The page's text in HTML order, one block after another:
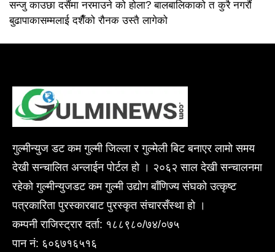
सन्जु काउछा दसैंमा नरमाउने को होला? बालबालिकाको त कुरै नगरौं
बुढापाकासम्मलाई दशैँको रौनक उस्तै लागेको
गुल्मीन्युज डट कम गुल्मी जिल्ला र गुल्मेली बिट बनाएर लामो समय
देखी सन्चालित अन्लाईन पोर्टल हो । २०६२ साल देखी सन्चालनमा
रहेको गुल्मीन्युजडट कम गुल्मी उद्योग बाँणिज्य संघको उत्कृष्ट
पत्रकारिता पुरस्कारबाट पुरस्कृत संचारसँस्था हो ।
कम्पनी राजिस्ट्रार दर्ता: १८८९८०/७४/०७५
पान नं: ६०६७१६५१६